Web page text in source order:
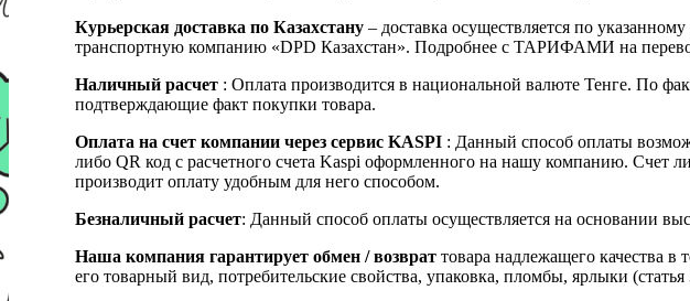
Курьерская доставка по Казахстану – доставка осуществляется по
транспортную компанию «DPD Казахстан». Подробнее с ТАРИФАМИ на
Наличный расчет : Оплата производится в национальной валюте Тенге. По
подтверждающие факт покупки товара.
Оплата на счет компании через сервис KASPI : Данный способ оплаты
либо QR код с расчетного счета Kaspi оформленного на нашу компанию. Счет
производит оплату удобным для него способом.
Безналичный расчет: Данный способ оплаты осуществляется на основании
Наша компания гарантирует обмен / возврат товара надлежащего качества
его товарный вид, потребительские свойства, упаковка, пломбы, ярлыки